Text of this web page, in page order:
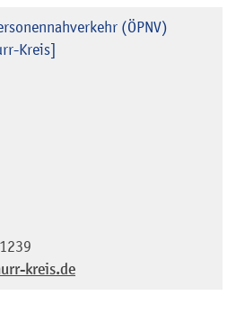
(ÖPNV)
Kreis]
kreis.de